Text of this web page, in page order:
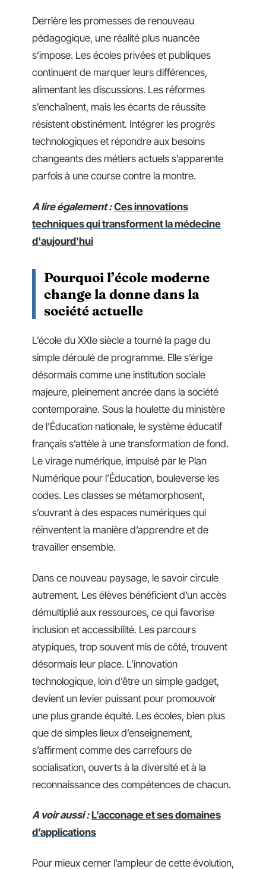
Derrière les promesses de renouveau
pédagogique, une réalité plus nuancée
s’impose. Les écoles privées et publiques
continuent de marquer leurs différences,
alimentant les discussions. Les réformes
s’enchaînent, mais les écarts de réussite
résistent obstinément. Intégrer les progrès
technologiques et répondre aux besoins
changeants des métiers actuels s’apparente
parfois à une course contre la montre.
A lire également : Ces innovations
techniques qui transforment la médecine
d'aujourd'hui
Pourquoi l’école moderne
change la donne dans la
société actuelle
L’école du XXIe siècle a tourné la page du
simple déroulé de programme. Elle s’érige
désormais comme une institution sociale
majeure, pleinement ancrée dans la société
contemporaine. Sous la houlette du ministère
de l’Éducation nationale, le système éducatif
français s’attèle à une transformation de fond.
Le virage numérique, impulsé par le Plan
Numérique pour l’Éducation, bouleverse les
codes. Les classes se métamorphosent,
s’ouvrant à des espaces numériques qui
réinventent la manière d’apprendre et de
travailler ensemble.
Dans ce nouveau paysage, le savoir circule
autrement. Les élèves bénéficient d’un accès
démultiplié aux ressources, ce qui favorise
inclusion et accessibilité. Les parcours
atypiques, trop souvent mis de côté, trouvent
désormais leur place. L’innovation
technologique, loin d’être un simple gadget,
devient un levier puissant pour promouvoir
une plus grande équité. Les écoles, bien plus
que de simples lieux d’enseignement,
s’affirment comme des carrefours de
socialisation, ouverts à la diversité et à la
reconnaissance des compétences de chacun.
A voir aussi : L’acconage et ses domaines
d’applications
Pour mieux cerner l’ampleur de cette évolution,